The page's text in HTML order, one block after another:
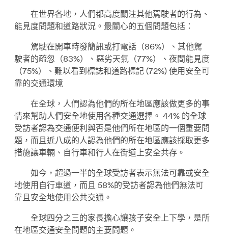
在世界各地，人們都高度關注其他駕駛者的行為、
能見度問題和道路狀況。最關心的五個問題包括：
駕駛在開車時發簡訊或打電話（86%）、其他駕
駛者的疏忽（83%）、惡劣天氣（77%）、夜間能見度
（75%）、難以看到標誌和道路標記 (72%) 使用安全可
靠的交通環境
在全球，人們認為他們的所在地區應該做更多的事
情來幫助人們安全地使用各種交通選擇。 44% 的全球
受訪者認為交通便利與否是他們所在地區的一個重要問
題，而且近八成的人認為他們的所在地區應該採取更多
措施讓車輛、自行車和行人在街道上安全共存。
如今，超過一半的全球受訪者表示無法可靠或安全
地使用自行車道，而且 58%的受訪者認為他們無法可
靠且安全地使用公共交通。
全球四分之三的家長擔心讓孩子安全上下學，是所
在地區交通安全問題的主要問題。